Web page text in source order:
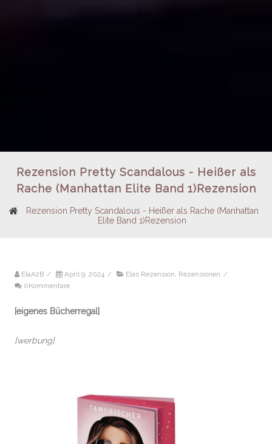
Rezension Pretty Scandalous - Heißer als
Rache (Manhattan Elite Band 1)Rezension
Rezension Pretty Scandalous - Heißer als Rache (Manhattan
Elite Band 1)Rezension
ElaA2B / April 9, 2024 / Elas Rezension, Rezensionen /
0Kommentare
[eigenes Bücherregal]
[werbung]